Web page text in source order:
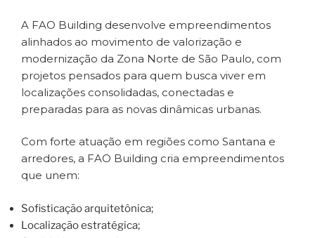
A FAO Building desenvolve empreendimentos
alinhados ao movimento de valorização e
modernização da Zona Norte de São Paulo, com
projetos pensados para quem busca viver em
localizações consolidadas, conectadas e
preparadas para as novas dinâmicas urbanas.
Com forte atuação em regiões como Santana e
arredores, a FAO Building cria empreendimentos
que unem:
Sofisticação arquitetônica;
Localização estratégica;